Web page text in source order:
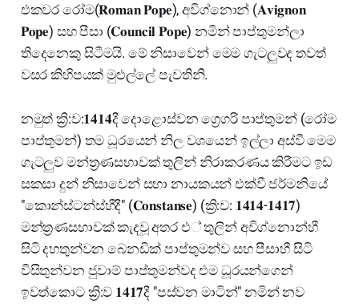
එකවර රෝම(𝐑𝐨𝐦𝐚𝐧 𝐏𝐨𝐩𝐞), අවිග්නොන් (𝐀𝐯𝐢𝐠𝐧𝐨𝐧
𝐏𝐨𝐩𝐞) සහ පීසා (𝐂𝐨𝐮𝐧𝐜𝐢𝐥 𝐏𝐨𝐩𝐞) නමින් පාප්තුමන්ලා
තිදෙනෙකු සිටීමයි. මේ නිසාවෙන් මෙම ගැටලුවද තවත්
වසර කිහිපයක් මුළුල්ලේ පැවතිනි.
නමුත් ක්‍රි:ව:𝟏𝟒𝟏𝟒දී දොළොස්වන ග්‍රෙගරි පාප්තුමන් (රෝම
පාප්තුමන්) තම ධූරයෙන් නිල වශයෙන් ඉල්ලා අස්වී මෙම
ගැටලුව මන්ත්‍රණසභාවක් තුලින් නිරාකරණය කිරීමට ඉඩ
සකසා දුන් නිසාවෙන් සභා නායකයන් එක්වී ජර්මනියේ
"කොන්ස්ටන්ස්හීදී" (𝐂𝐨𝐧𝐬𝐭𝐚𝐧𝐬𝐞) (ක්‍රි:ව: 𝟏𝟒𝟏𝟒-𝟏𝟒𝟏𝟕)
මන්ත්‍රණසභාවක් කැදවූ අතර එ් තුලින් අවිග්නොන්හී
සිටි දහතුන්වන බෙනඩික් පාප්තුමන්ව සහ පීසාහී සිටි
විසිතුන්වන ජුවාම් පාප්තුමන්වද එම ධූරයන්ගෙන්
ඉවත්කොට ක්‍රි:ව 𝟏𝟒𝟏𝟕දී "පස්වන මාටින්" නමින් නව